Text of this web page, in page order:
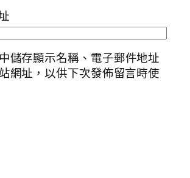
儲存顯示名稱、電子郵件地址
網址，以供下次發佈留言時使